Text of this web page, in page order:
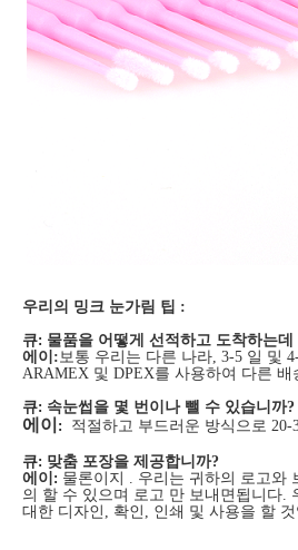
우리의 밍크 눈가림 팁 :
큐: 물품을 어떻게 선적하고 도착하는
에이:보통 우리는 다른 나라, 3-5 일 및
ARAMEX 및 DPEX를 사용하여 다른 배
큐: 속눈썹을 몇 번이나 뺄 수 있습니까?
에이 : 적절하고 부드러운 방식으로 20-
큐: 맞춤 포장을 제공합니까?
에이 : 물론이지 . 우리는 귀하의 로고와
의 할 수 있으며 로고 만 보내면됩니다.
대한 디자인, 확인, 인쇄 및 사용을 할